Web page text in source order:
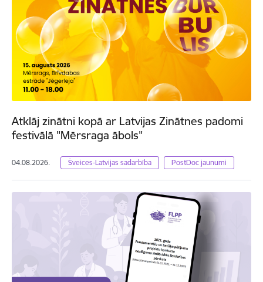
Atklāj zinātni kopā ar Latvijas Zinātnes padomi
festivālā "Mērsraga ābols"
04.08.2026. Šveices-Latvijas sadarbība PostDoc jaunumi